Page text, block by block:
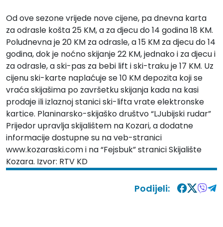
Od ove sezone vrijede nove cijene, pa dnevna karta
za odrasle košta 25 KM, a za djecu do 14 godina 18 KM.
Poludnevna je 20 KM za odrasle, a 15 KM za djecu do 14
godina, dok je noćno skijanje 22 KM, jednako i za djecu i
za odrasle, a ski-pas za bebi lift i ski-traku je 17 KM. Uz
cijenu ski-karte naplaćuje se 10 KM depozita koji se
vraća skijašima po završetku skijanja kada na kasi
prodaje ili izlaznoj stanici ski-lifta vrate elektronske
kartice. Planinarsko-skijaško društvo “LJubijski rudar”
Prijedor upravlja skijalištem na Kozari, a dodatne
informacije dostupne su na veb-stranici
www.kozaraski.com i na “Fejsbuk” straniciSkijalište
Kozara. Izvor: RTV KD
Podijeli: